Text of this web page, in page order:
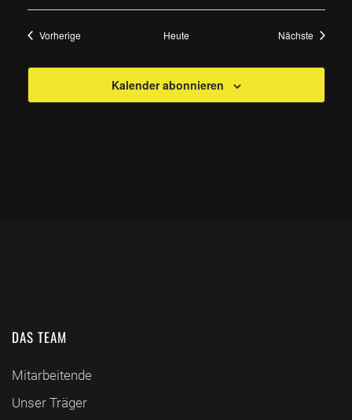
VorherigeVeranstaltungen Heute Nächste
Kalender abonnieren
DAS TEAM
Mitarbeitende
Unser Träger